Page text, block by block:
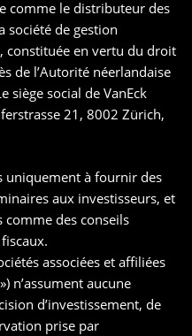
comme le distributeur des
société de gestion
constituée en vertu du droit
de l’Autorité néerlandaise
siège social de VanEck
21, 8002 Zürich,
uniquement à fournir des
aux investisseurs, et
des conseils
associées et affiliées
n’assument aucune
d’investissement, de
prise par